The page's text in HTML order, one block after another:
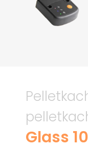
Glass